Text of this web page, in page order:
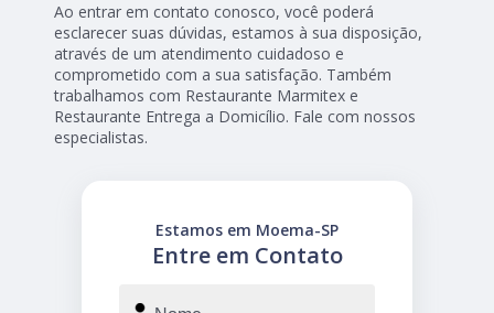
Ao entrar em contato conosco, você poderá
esclarecer suas dúvidas, estamos à sua disposição,
através de um atendimento cuidadoso e
comprometido com a sua satisfação. Também
trabalhamos com Restaurante Marmitex e
Restaurante Entrega a Domicílio. Fale com nossos
especialistas.
Entre em Contato
Estamos em Moema-SP